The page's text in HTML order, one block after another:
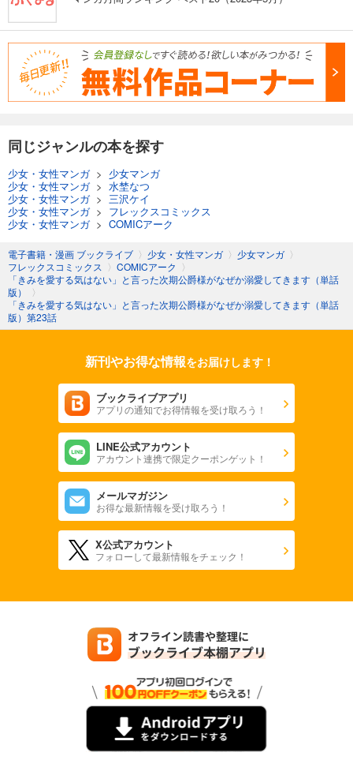
同じジャンルの本を探す
少女・女性マンガ> 少女マンガ
少女・女性マンガ> 水埜なつ
少女・女性マンガ> 三沢ケイ
少女・女性マンガ> フレックスコミックス
少女・女性マンガ> COMICアーク
電子書籍・漫画 ブックライブ 〉 少女・女性マンガ 〉 少女マンガ 〉
フレックスコミックス 〉 COMICアーク 〉
「きみを愛する気はない」と言った次期公爵様がなぜか溺愛してきます（単話
版）
〉
「きみを愛する気はない」と言った次期公爵様がなぜか溺愛してきます（単話
版）第23話
新刊やお得な情報をお届けします！
ブックライブアプリ
アプリの通知でお得情報を受け取ろう！
LINE公式アカウント
アカウント連携で限定クーポンゲット！
メールマガジン
お得な最新情報を受け取ろう！
X公式アカウント
フォローして最新情報をチェック！